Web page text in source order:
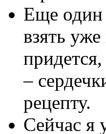
Еще один
взять
–
рецепту.
Сейчас я